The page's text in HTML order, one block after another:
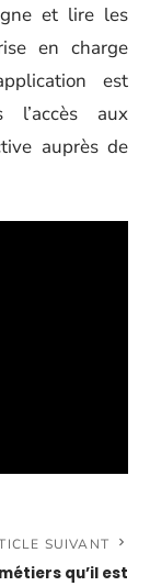
et lire les
en charge
est
l’accès aux
auprès de
SUIVANT
qu’il est